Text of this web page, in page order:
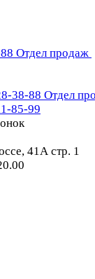
Отдел продаж
38-88 Отдел
85-99
41А стр. 1